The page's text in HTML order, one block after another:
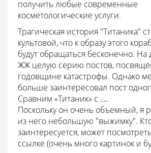
получить любые современные
косметологические услуги.
Трагическая история "Титаника"
культовой, что к образу этого
будут обращаться бесконечно. На
ЖЖ целую серию постов,
годовщине катастрофы. Однако
больше заинтересовал пост
Сравним «Титаник» с …
Поскольку он очень объемный, я
из него небольшую "выжимку".
заинтересуется, может
ссылке (очень много картинок и